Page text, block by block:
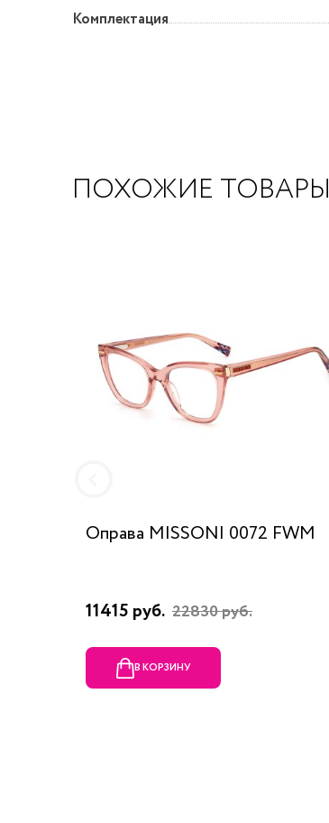
Комплектация
ПОХОЖИЕ ТОВАРЫ
Оправа MISSONI 0072 FWM
11415 руб. 22830 руб.
В КОРЗИНУ